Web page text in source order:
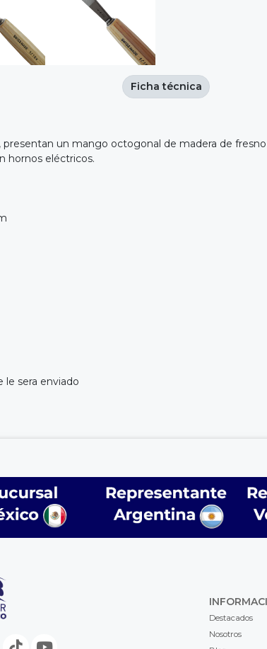
un mango octogonal de madera de
hornos eléctricos.
le sera enviado
Ficha técnica
Destacados
Nosotros